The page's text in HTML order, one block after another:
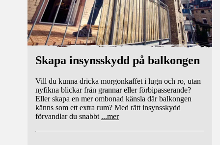
Skapa insynsskydd på balkongen
Vill du kunna dricka morgonkaffet i lugn och ro, utan
nyfikna blickar från grannar eller förbipasserande?
Eller skapa en mer ombonad känsla där balkongen
känns som ett extra rum? Med rätt insynsskydd
förvandlar du snabbt ...mer